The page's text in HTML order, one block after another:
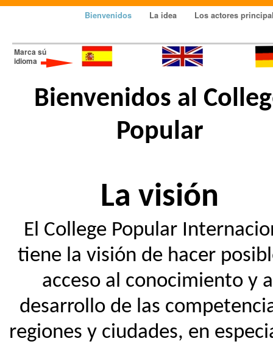
Bienvenidos La idea Los actores
Marca sú
idioma
La visión
El College Popular
tiene la visión de hacer
acceso al conocimiento y
desarrollo de las
regiones y ciudades, en
Bienvenidos al
Popular